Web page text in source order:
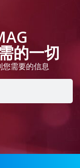
的一切
需要的信息